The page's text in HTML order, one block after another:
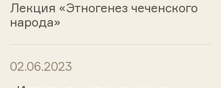
Лекция «Этногенез чеченского
народа»
02.06.2023